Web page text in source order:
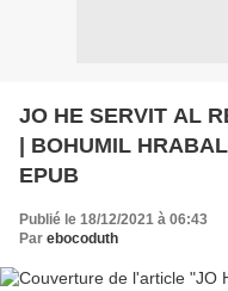
JO HE SERVIT AL
| BOHUMIL
EPUB
Publié le 18/12/2021 à 06:43
Par ebocoduth